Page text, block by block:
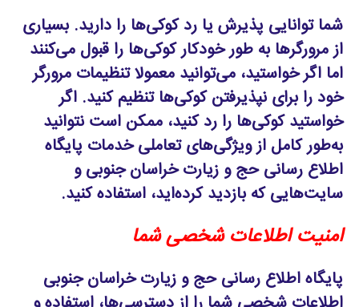
شما توانایی پذیرش یا رد کوکی‌ها را دارید. بسیاری
از مرورگرها به طور خودکار کوکی‌ها را قبول می‌کنند
اما اگر خواستید، می‌توانید معمولا تنظیمات مرورگر
خود را برای نپذیرفتن کوکی‌ها تنظیم کنید. اگر
خواستید کوکی‌ها را رد کنید، ممکن است ‌نتوانید
به‌طور کامل از ویژگی‌های تعاملی خدمات پایگاه
اطلاع رسانی حج و زیارت خراسان جنوبی و
سایت‌هایی که بازدید کرده‌اید، استفاده کنید.
امنیت اطلاعات شخصی شما
پایگاه اطلاع رسانی حج و زیارت خراسان جنوبی